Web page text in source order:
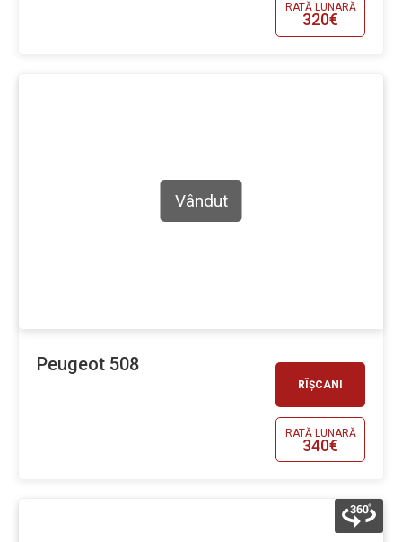
RATĂ LUNARĂ
320€
RÎȘCANI
RATĂ LUNARĂ
340€
Vândut
Peugeot 508